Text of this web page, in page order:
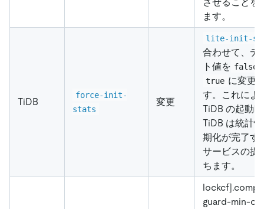
ます。
TiDB
force-init-
stats
変更
lite-init-
合わせて、デ
ト値を false
true に変更
す。これによ
TiDB の起動
TiDB は統計
期化が完了す
サービスの提
ちます。
guard-min-